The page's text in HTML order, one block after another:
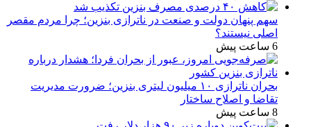
سهم پنهان دولت و صنعت در ناترازی بنزین؛ چرا مردم مقصر
اصلی نیستند؟
6 ساعت پیش
بحران ناترازی ۱۰ میلیون لیتری بنزین؛ ضرورت مدیریت
تقاضا و اصلاح ساختار
8 ساعت پیش